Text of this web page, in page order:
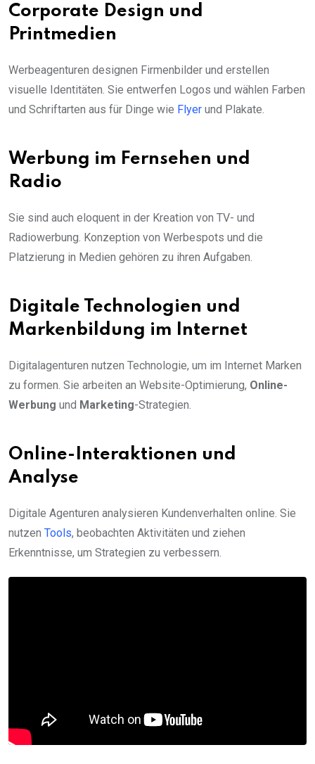
Corporate Design und
Printmedien
Werbeagenturen designen Firmenbilder und erstellen
visuelle Identitäten. Sie entwerfen Logos und wählen Farben
und Schriftarten aus für Dinge wie Flyer und Plakate.
Werbung im Fernsehen und
Radio
Sie sind auch eloquent in der Kreation von TV- und
Radiowerbung. Konzeption von Werbespots und die
Platzierung in Medien gehören zu ihren Aufgaben.
Digitale Technologien und
Markenbildung im Internet
Digitalagenturen nutzen Technologie, um im Internet Marken
zu formen. Sie arbeiten an Website-Optimierung, Online-
Werbung und Marketing-Strategien.
Online-Interaktionen und
Analyse
Digitale Agenturen analysieren Kundenverhalten online. Sie
nutzen Tools, beobachten Aktivitäten und ziehen
Erkenntnisse, um Strategien zu verbessern.